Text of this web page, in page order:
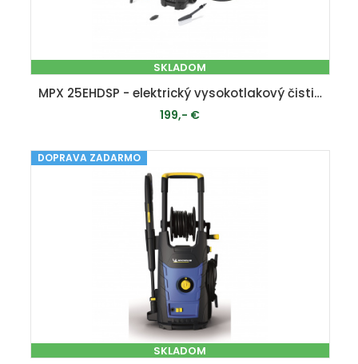
SKLADOM
MPX 25EHDSP - elektrický vysokotlakový čistič 170 bar
199,- €
PRIDAŤ DO KOŠÍKA
DOPRAVA ZADARMO
SKLADOM